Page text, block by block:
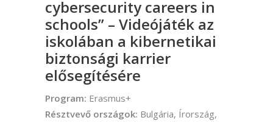
cybersecurity careers in
schools” – Videójáték az
iskolában a kibernetikai
biztonsági karrier
elősegítésére
Program: Erasmus+
Résztvevő országok: Bulgária, Írország,